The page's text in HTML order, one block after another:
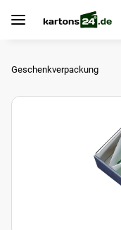
Geschenkverpackung